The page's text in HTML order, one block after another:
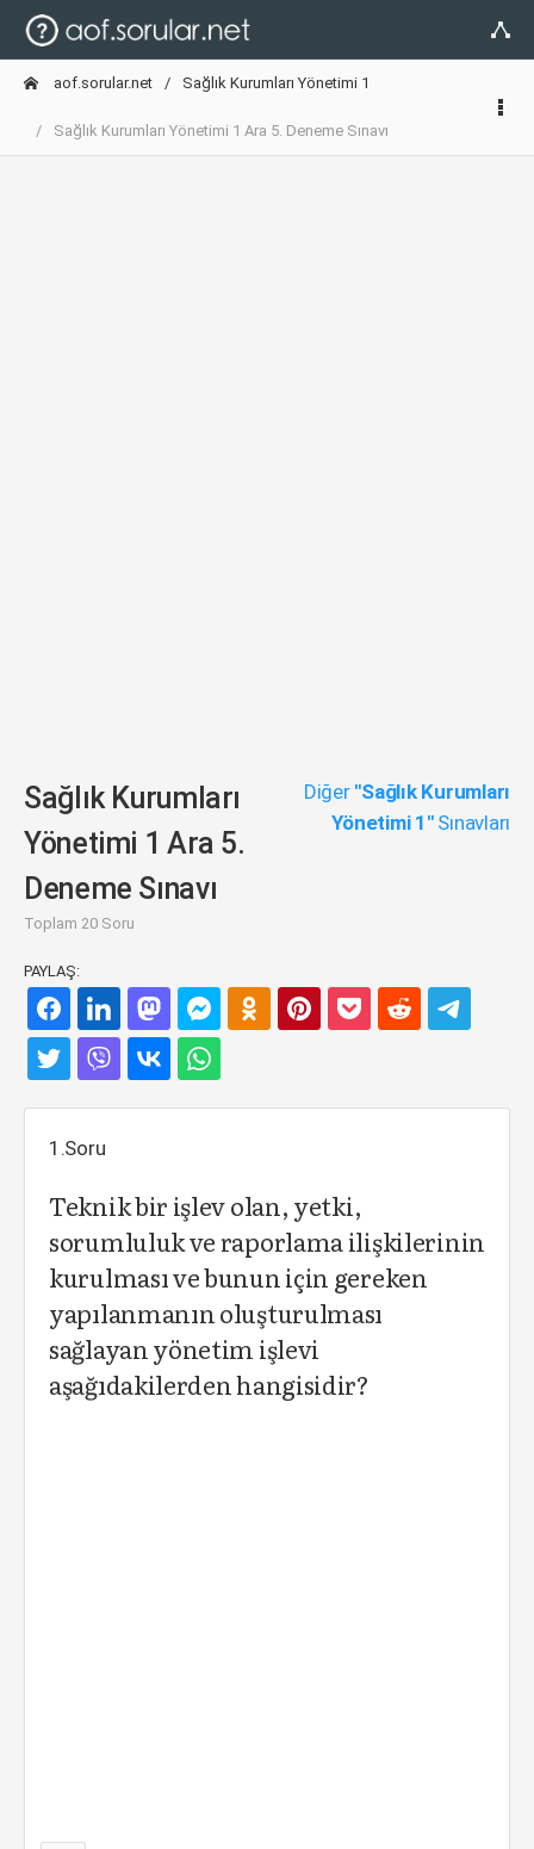
aof.sorular.net Sağlık Kurumları Yönetimi 1
Sağlık Kurumları Yönetimi 1 Ara 5. Deneme Sınavı
Sağlık Kurumları
Yönetimi 1 Ara 5.
Deneme Sınavı
Toplam 20 Soru
Diğer "Sağlık Kurumları
Yönetimi 1"Sınavları
PAYLAŞ:
1.Soru
Teknik bir işlev olan, yetki,
sorumluluk ve raporlama ilişkilerinin
kurulması ve bunun için gereken
yapılanmanın oluşturulması
sağlayan yönetim işlevi
aşağıdakilerden hangisidir?